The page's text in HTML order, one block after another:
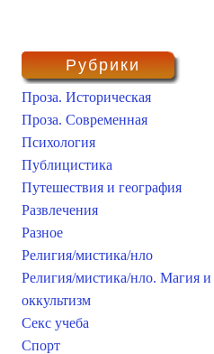
Рубрики
Проза. Историческая
Проза. Современная
Психология
Публицистика
Путешествия и география
Развлечения
Разное
Религия/мистика/нло
Религия/мистика/нло. Магия и
оккультизм
Секс учеба
Спорт